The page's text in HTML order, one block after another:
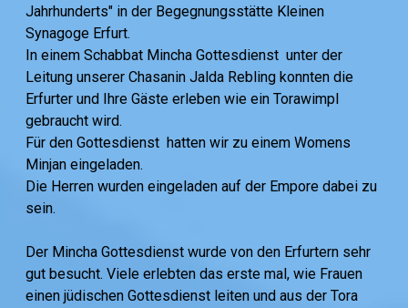
Jahrhunderts" in der Begegnungsstätte Kleinen
Synagoge Erfurt.
In einem Schabbat Mincha Gottesdienst unter der
Leitung unserer Chasanin Jalda Rebling konnten die
Erfurter und Ihre Gäste erleben wie ein Torawimpl
gebraucht wird.
Für den Gottesdienst hatten wir zu einem Womens
Minjan eingeladen.
Die Herren wurden eingeladen auf der Empore dabei zu
sein.
Der Mincha Gottesdienst wurde von den Erfurtern sehr
gut besucht. Viele erlebten das erste mal, wie Frauen
einen jüdischen Gottesdienst leiten und aus der Tora